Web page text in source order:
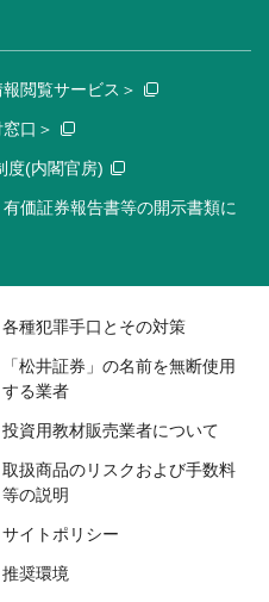
閲覧サービス＞
口＞
度(内閣官房)
価証券報告書等の開示書類に
各種犯罪手口とその対策
「松井証券」の名前を無断使用
する業者
投資用教材販売業者について
取扱商品のリスクおよび手数料
等の説明
サイトポリシー
推奨環境